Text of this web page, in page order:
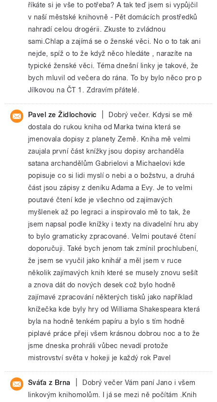
říkáte si je vše to potřeba? A tak teď jsem si vypůjčil
v naší městské knihovně - Pět domácích prostředků
nahradí celou drogérii. Zkuste to zvládnou
sami.Chlap a zajímá se o ženské věci. No o to tak ani
nejde, spíž o to že když něco hledáte , narazíte na
typické ženské věci. Téma dnešní linky je takové, že
bych mluvil od večera do rána. To by bylo něco pro p
Jílkovou na ČT 1. Zdravím přátelé.
Pavel ze Židlochovic
Dobrý večer. Kdysi se mě
dostala do rukou kniha od Marka twina která se
jmenovala dopisy z planety Země. Kniha mě velmi
zaujala první část knížky jsou dopisy archanděla
satana archandělům Gabrielovi a Michaelovi kde
popisuje co si lidi myslí o nebi a o božstvu, a druhá
část jsou zápisy z deníku Adama a Evy. Je to velmi
poutavé čtení kde je všechno od zajímavých
myšlenek až po legraci a inspirovalo mě to tak, že
jsem napsal podle knížky i texty na divadelní hru aby
to bylo gramaticky zpracované. Velmi poutavé čtení
doporučuji. Také bych jenom tak zmínil prochlubení,
že jsem se vyučil jako knihář a měl jsem v ruce
několik zajímavých knih které se musely znovu sešít
a znova dát do nových desek což bylo hodně
zajímavé zpracování některých tisků jako například
knížečka kde byly hry od Williama Shakespeara která
byla na hodně tenkém papíru a bylo s tím hodně
piplavé práce přeji všem krásnou dobrou noc a to že
jsme dneska prohráli vůbec nevadí protože
mistrovství světa v hokeji je každý rok Pavel
Sváťa z Brna
Dobrý večer Vám paní Jano i všem
linkovým knihomolům. I já se mezi ně počítám .Knih